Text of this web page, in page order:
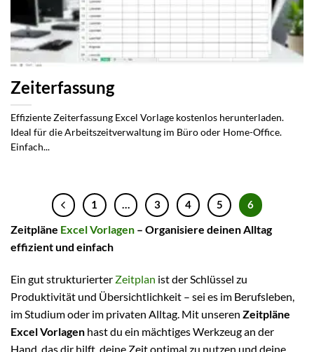
Zeiterfassung
Effiziente Zeiterfassung Excel Vorlage kostenlos herunterladen.
Ideal für die Arbeitszeitverwaltung im Büro oder Home-Office.
Einfach...
1 … 3 4 5 6
Zeitpläne Excel Vorlagen – Organisiere deinen Alltag
effizient und einfach
Ein gut strukturierter Zeitplan ist der Schlüssel zu
Produktivität und Übersichtlichkeit – sei es im Berufsleben,
im Studium oder im privaten Alltag. Mit unseren Zeitpläne
Excel Vorlagen hast du ein mächtiges Werkzeug an der
Hand, das dir hilft, deine Zeit optimal zu nutzen und deine